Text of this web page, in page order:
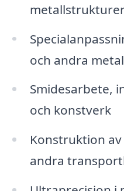
och andra
Smidesarbete,
och konstverk
Konstruktion
andra